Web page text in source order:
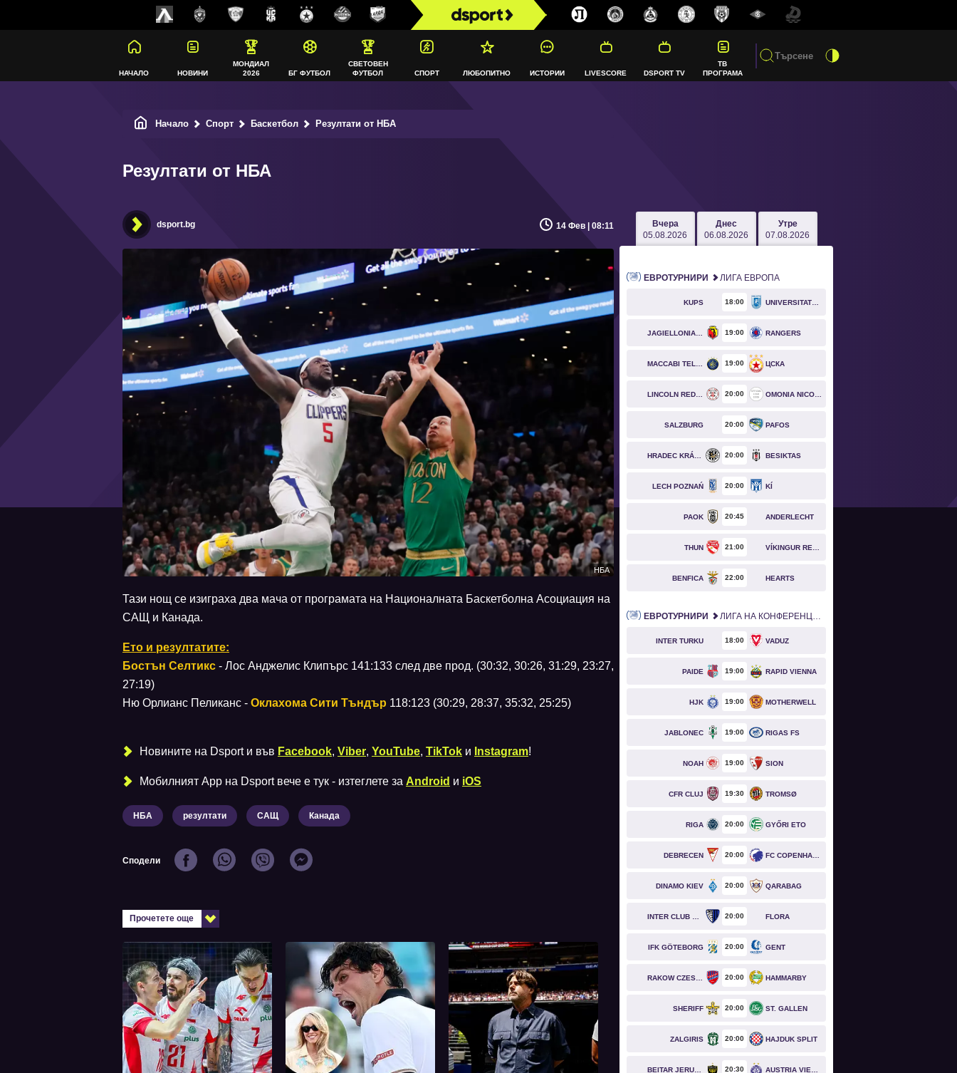
НАЧАЛО НОВИНИ
МОНДИАЛ
2026
БГ ФУТБОЛ
СВЕТОВЕН
ФУТБОЛ
СПОРТ ЛЮБОПИТНО ИСТОРИИ LIVESCORE DSPORT TV
ТВ
ПРОГРАМА
Начало Спорт Баскетбол Резултати от НБА
Резултати от НБА
dsport.bg 14 Фев | 08:11
НБА
Тази нощ се изиграха два мача от програмата на Националната Баскетболна Асоциация на
САЩ и Канада.
Ето и резултатите:
Бостън Селтикс - Лос Анджелис Клипърс 141:133 след две прод. (30:32, 30:26, 31:29, 23:27,
27:19)
Ню Орлианс Пеликанс - Оклахома Сити Тъндър 118:123 (30:29, 28:37, 35:32, 25:25)
Новините на Dsport и във Facebook, Viber, YouTube, TikTok и Instagram!
Мобилният Аpp на Dsport вече е тук - изтеглете за Android и iOS
НБА резултати САЩ Канада
Сподели
Прочетете още
Вчера
05.08.2026
Днес
06.08.2026
Утре
07.08.2026
ЕВРОТУРНИРИ ЛИГА ЕВРОПА
KUPS 18 00
19 00 RANGERS
19 00 ЦСКА
20 00
SALZBURG 20 00 PAFOS
20 00 BESIKTAS
LECH POZNAŃ 20 00 KÍ
PAOK 20 45 ANDERLECHT
THUN 21 00
BENFICA 22 00 HEARTS
ЕВРОТУРНИРИ ЛИГА НА КОНФЕРЕНЦИИТЕ
INTER TURKU 18 00 VADUZ
PAIDE 19 00 RAPID VIENNA
HJK 19 00 MOTHERWELL
JABLONEC 19 00 RIGAS FS
NOAH 19 00 SION
CFR CLUJ 19 30 TROMSØ
RIGA 20 00 GYŐRI ETO
DEBRECEN 20 00
DINAMO KIEV 20 00 QARABAG
20 00 FLORA
IFK GÖTEBORG 20 00 GENT
20 00 HAMMARBY
SHERIFF 20 00 ST. GALLEN
ZALGIRIS 20 00 HAJDUK SPLIT
20 30